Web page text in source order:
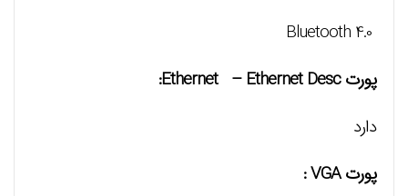
پورت Ethernet – Ethernet Desc:
دارد
پورت VGA :